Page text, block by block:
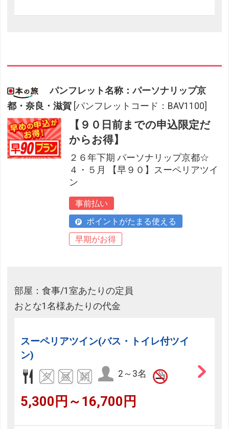
パンフレット名称：パーソナリップ京
都・奈良・滋賀 [パンフレットコード：BAV1100]
【９０日前までの申込限定だ
からお得】
２６年下期 パーソナリップ京都☆
４・５月 【早９０】スーペリアツイ
ン
事前払い
ポイントがたまる使える
早期がお得
部屋：食事/1室あたりの定員
おとな1名様あたりの代金
スーペリアツイン(バス・トイレ付ツイ
ン)
2～3名
5,300円～16,700円